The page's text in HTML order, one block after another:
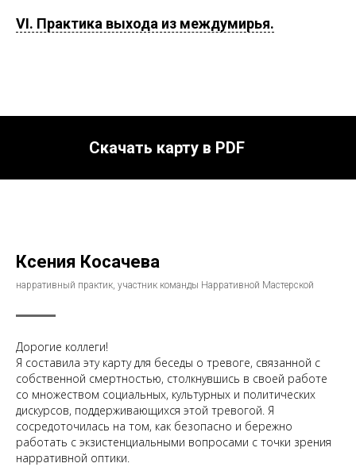
VI. Практика выхода из междумирья.
Скачать карту в PDF
Ксения Косачева
нарративный практик, участник команды Нарративной Мастерской
Дорогие коллеги!
Я составила эту карту для беседы о тревоге, связанной с
собственной смертностью, столкнувшись в своей работе
со множеством социальных, культурных и политических
дискурсов, поддерживающихся этой тревогой. Я
сосредоточилась на том, как безопасно и бережно
работать с экзистенциальными вопросами с точки зрения
нарративной оптики.